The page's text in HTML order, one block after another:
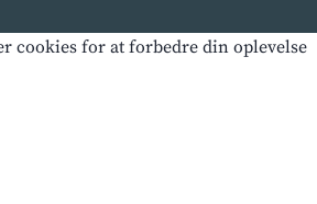
cookies for at forbedre din oplevelse